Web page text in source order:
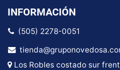
INFORMACIÓN
(505) 2278-0051
Los Robles costado sur